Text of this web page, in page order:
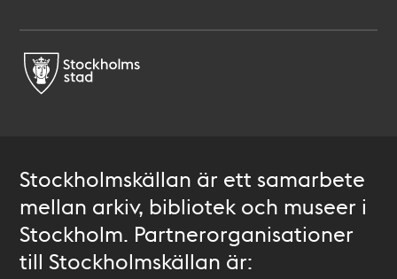
Stockholmskällan är ett samarbete
mellan arkiv, bibliotek och museer i
Stockholm. Partnerorganisationer
till Stockholmskällan är: